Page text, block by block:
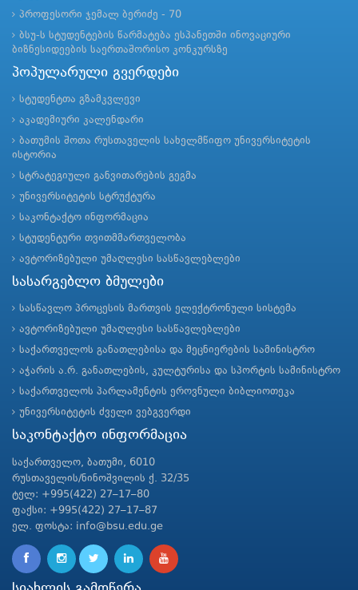
პროფესორი ჯემალ ბერიძე - 70
ბსუ-ს სტუდენტების წარმატება ესპანეთში ინოვაციური
ბიზნესიდეების საერთაშორისო კონკურსზე
პოპულარული გვერდები
სტუდენტთა გზამკვლევი
აკადემიური კალენდარი
ბათუმის შოთა რუსთაველის სახელმწიფო უნივერსიტეტის
ისტორია
სტრატეგიული განვითარების გეგმა
უნივერსიტეტის სტრუქტურა
საკონტაქტო ინფორმაცია
სტუდენტური თვითმმართველობა
ავტორიზებული უმაღლესი სასწავლებლები
სასარგებლო ბმულები
სასწავლო პროცესის მართვის ელექტრონული სისტემა
ავტორიზებული უმაღლესი სასწავლებლები
საქართველოს განათლებისა და მეცნიერების სამინისტრო
აჭარის ა.რ. განათლების, კულტურისა და სპორტის სამინისტრო
საქართველოს პარლამენტის ეროვნული ბიბლიოთეკა
უნივერსიტეტის ძველი ვებგვერდი
საკონტაქტო ინფორმაცია
საქართველო, ბათუმი, 6010
რუსთაველის/ნინოშვილის ქ. 32/35
ტელ: +995(422) 27–17–80
ფაქსი: +995(422) 27–17–87
ელ. ფოსტა: info@bsu.edu.ge